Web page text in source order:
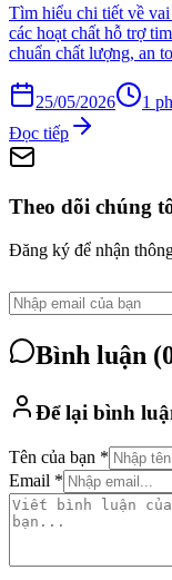
Tìm hiểu chi tiết về vai
các hoạt chất hỗ trợ
chuẩn chất lượng, an
25/05/2026 1
Đọc tiếp
Theo dõi chúng
Đăng ký để nhận
Bình luận (
Để lại bình
Tên của bạn *
Email *